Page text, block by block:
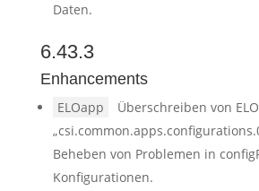
Daten.
6.43.3
Enhancements
ELOapp
Überschreiben von
Beheben von Problemen in
Konfigurationen.